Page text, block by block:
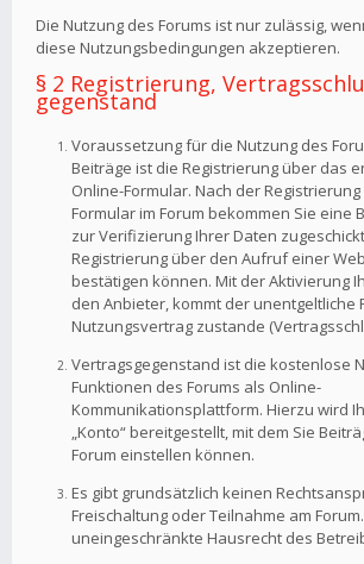
Die Nutzung des Forums ist nur zulässig,
diese Nutzungsbedingungen akzeptieren.
§ 2 Registrierung,
gegenstand
Voraussetzung für die Nutzung des
Beiträge ist die Registrierung über das
Online-Formular. Nach der
Formular im Forum bekommen Sie eine
zur Verifizierung Ihrer Daten
Registrierung über den Aufruf einer
bestätigen können. Mit der Aktivierung
den Anbieter, kommt der unentgeltliche
Nutzungsvertrag zustande
Vertragsgegenstand ist die kostenlose
Funktionen des Forums als Online-
Kommunikationsplattform. Hierzu wird
„Konto“ bereitgestellt, mit dem Sie
Forum einstellen können.
Es gibt grundsätzlich keinen
Freischaltung oder Teilnahme am
uneingeschränkte Hausrecht des